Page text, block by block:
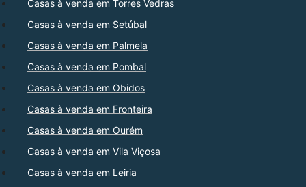
Casas à venda em Torres Vedras
Casas à venda em Setúbal
Casas à venda em Palmela
Casas à venda em Pombal
Casas à venda em Obidos
Casas à venda em Fronteira
Casas à venda em Ourém
Casas à venda em Vila Viçosa
Casas à venda em Leiria